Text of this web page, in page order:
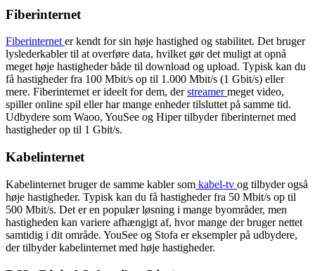
Fiberinternet
Fiberinternet er kendt for sin høje hastighed og stabilitet. Det bruger
lyslederkabler til at overføre data, hvilket gør det muligt at opnå
meget høje hastigheder både til download og upload. Typisk kan du
få hastigheder fra 100 Mbit/s op til 1.000 Mbit/s (1 Gbit/s) eller
mere. Fiberinternet er ideelt for dem, derstreamermeget video,
spiller online spil eller har mange enheder tilsluttet på samme tid.
Udbydere som Waoo, YouSee og Hiper tilbyder fiberinternet med
hastigheder op til 1 Gbit/s.
Kabelinternet
Kabelinternet bruger de samme kabler som kabel-tv og tilbyder også
høje hastigheder. Typisk kan du få hastigheder fra 50 Mbit/s op til
500 Mbit/s. Det er en populær løsning i mange byområder, men
hastigheden kan variere afhængigt af, hvor mange der bruger nettet
samtidig i dit område. YouSee og Stofa er eksempler på udbydere,
der tilbyder kabelinternet med høje hastigheder.